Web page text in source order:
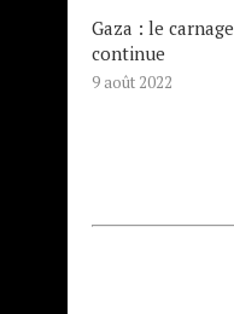
Gaza : le carnage
continue
9 août 2022